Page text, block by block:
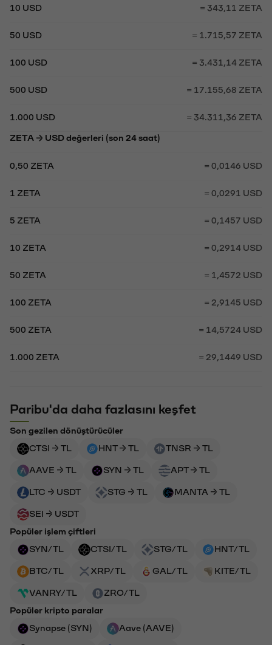
10 USD = 343,11 ZETA
50 USD = 1.715,57 ZETA
100 USD = 3.431,14 ZETA
500 USD = 17.155,68 ZETA
1.000 USD = 34.311,36 ZETA
ZETA → USD değerleri (son 24 saat)
0,50 ZETA = 0,0146 USD
1 ZETA = 0,0291 USD
5 ZETA = 0,1457 USD
10 ZETA = 0,2914 USD
50 ZETA = 1,4572 USD
100 ZETA = 2,9145 USD
500 ZETA = 14,5724 USD
1.000 ZETA = 29,1449 USD
Paribu'da daha fazlasını keşfet
Son gezilen dönüştürücüler
CTSI → TL
HNT → TL TNSR → TL
AAVE → TL SYN → TL APT → TL
LTC → USDT STG → TL MANTA → TL
SEI → USDT
Popüler işlem çiftleri
SYN/TL
CTSI/TL STG/TL HNT/TL
BTC/TL XRP/TL GAL/TL KITE/TL
VANRY/TL
ZRO/TL
Popüler kripto paralar
Synapse (SYN)
Aave (AAVE)